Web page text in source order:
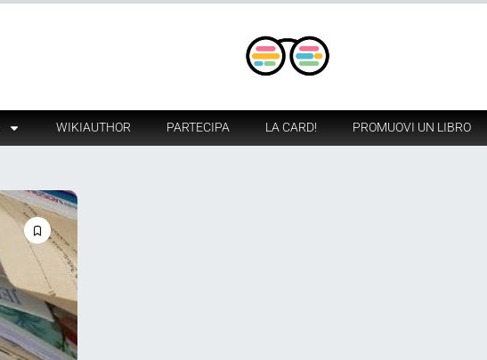
WIKIAUTHOR PARTECIPA LA CARD! PROMUOVI UN LIBRO